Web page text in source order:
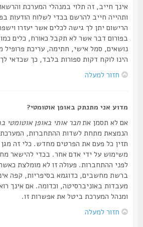
אינך חייב, זה תלוי במנהלי המערכת
ותהייה חייב להרשם בכדי לשלוח הודעות
הרישום יתן לך גישה לכלים אשר יעזרו וישפרו
בפורום דבר אשר לא תקבל כאורח, כלים כמו
נושאים, סמל אישי, חתימה, עריכת פרופיל
הינו לוקח דקות ספורות בלבד, כך שכדאי לך
חזור למעלה
מדוע אני מתנתק באופן אוטומטי?
אם לא תסמן אתחבר אותי באופן אוטומטי בכל
הנמצאת מתחת לשדות ההתחברות, המערכת
תזין כל פעם את הפרטים מחדש. כלי זה מגן
משימוש על ידי אדם אחר. בכדי להישאר
לפני ההתחברות. פעולה זו לא מומלצת כאשר
ברשת מחשבים, כדוגמא בסיפריות, קפה
מעבדות באוניברסיטה, וכדומה. אם אינך רואה
ומנהל המערכת ביטל את אפשרות זו.
חזור למעלה